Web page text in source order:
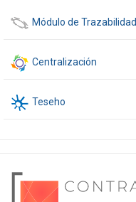
Módulo de Trazabilidad
Centralización
Teseho